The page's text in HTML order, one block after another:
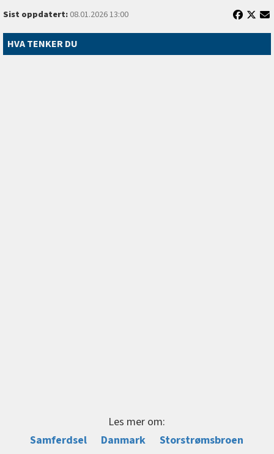
Sist oppdatert:08.01.2026 13:00
HVA TENKER DU
Les mer om:
Samferdsel
Danmark Storstrømsbroen